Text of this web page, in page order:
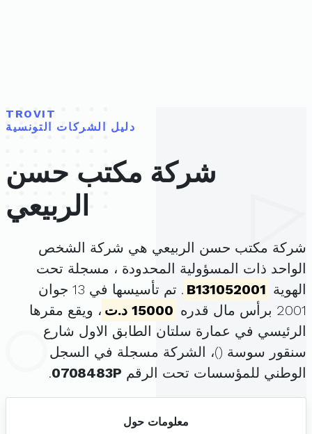
TROVIT
دليل الشركات التونسية
شركة مكتب حسن
الربيعي
شركة مكتب حسن الربيعي هي شركة الشخص
الواحد ذات المسؤولية المحدودة ، مسجلة تحت
الهوية B131052001
. تم تأسيسها في 13 جوان
2001 برأس مال قدره
15000 د.ت
، ويقع مقرها
الرئيسي في عمارة سلتان الطابق الاول شارع
سنقور سوسة ()، الشركة مسجلة في السجل
الوطني للمؤسسات تحت الرقم 0708483P
.
معلومات حول